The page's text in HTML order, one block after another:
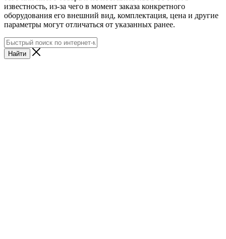
известность, из-за чего в момент заказа конкретного
оборудования его внешний вид, комплектация, цена и другие
параметры могут отличаться от указанных ранее.
Найти